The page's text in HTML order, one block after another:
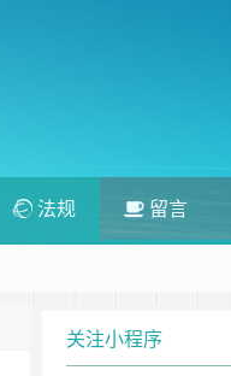
法规 留言
关注小程序